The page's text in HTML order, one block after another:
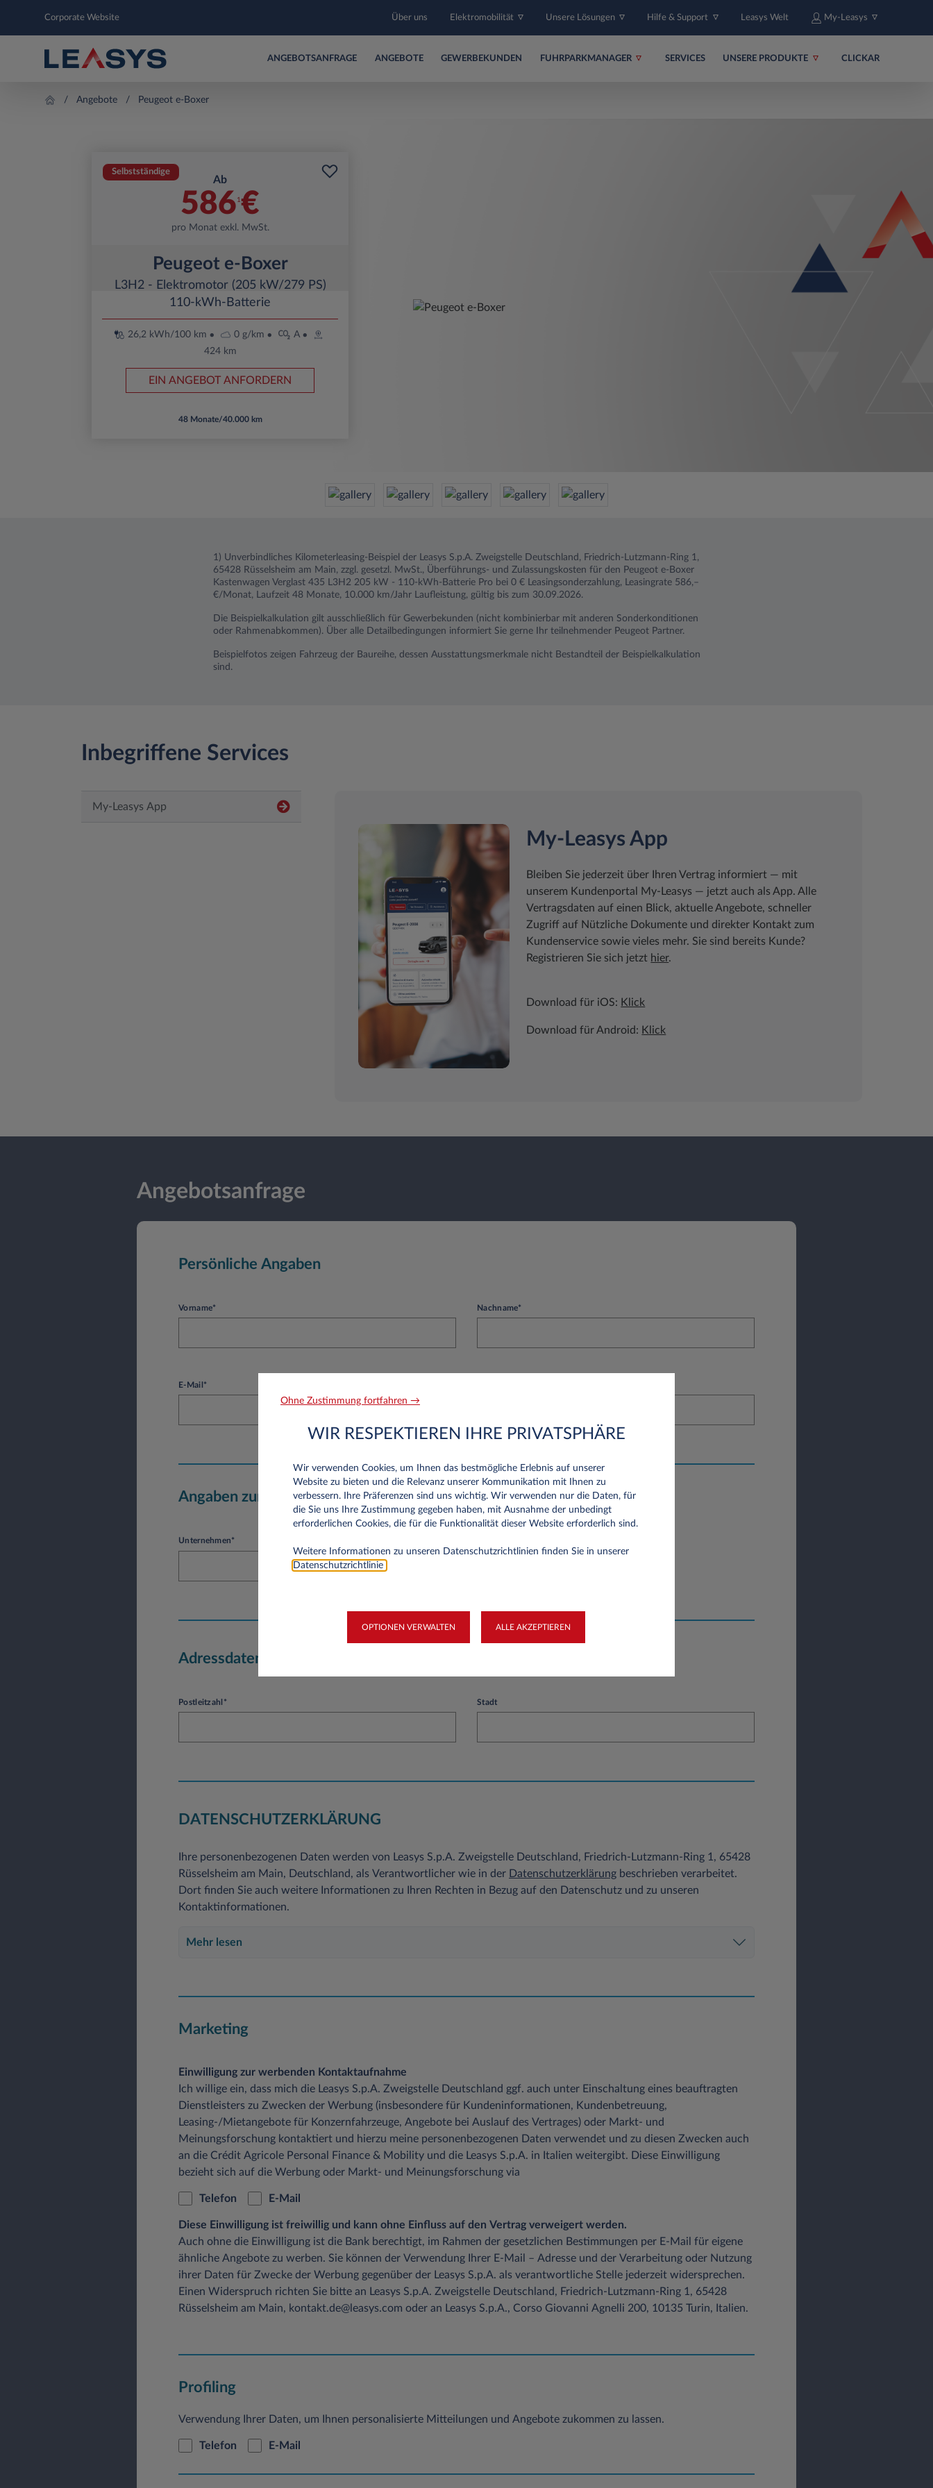
Corporate Website Über uns Elektromobilität Unsere Lösungen Hilfe & Support Leasys Welt My-Leasys
ANGEBOTSANFRAGE ANGEBOTE GEWERBEKUNDEN FUHRPARKMANAGER SERVICES UNSERE PRODUKTE CLICKAR
Angebote Peugeot e-Boxer
Selbstständige
Ab
586 1 €
pro Monat exkl. MwSt.
Peugeot e-Boxer
L3H2 - Elektromotor (205 kW/279 PS)
110-kWh-Batterie
26,2 kWh/100 km 0 g/km
A
424 km
EIN ANGEBOT ANFORDERN
48 Monate/40.000 km
1) Unverbindliches Kilometerleasing-Beispiel der Leasys S.p.A. Zweigstelle Deutschland, Friedrich-Lutzmann-Ring 1,
65428 Rüsselsheim am Main, zzgl. gesetzl. MwSt., Überführungs- und Zulassungskosten für den Peugeot e-Boxer
Kastenwagen Verglast 435 L3H2 205 kW - 110-kWh-Batterie Pro bei 0 € Leasingsonderzahlung, Leasingrate 586,–
€/Monat, Laufzeit 48 Monate, 10.000 km/Jahr Laufleistung, gültig bis zum 30.09.2026.
Die Beispielkalkulation gilt ausschließlich für Gewerbekunden (nicht kombinierbar mit anderen Sonderkonditionen
oder Rahmenabkommen). Über alle Detailbedingungen informiert Sie gerne Ihr teilnehmender Peugeot Partner.
Beispielfotos zeigen Fahrzeug der Baureihe, dessen Ausstattungsmerkmale nicht Bestandteil der Beispielkalkulation
sind.
Inbegriffene Services
My-Leasys App
My-Leasys App
Bleiben Sie jederzeit über Ihren Vertrag informiert ― mit
unserem Kundenportal My-Leasys ― jetzt auch als App. Alle
Vertragsdaten auf einen Blick, aktuelle Angebote, schneller
Zugriff auf Nützliche Dokumente und direkter Kontakt zum
Kundenservice sowie vieles mehr. Sie sind bereits Kunde?
Registrieren Sie sich jetzt hier.
Download für iOS: Klick
Download für Android: Klick
Angebotsanfrage
Persönliche Angaben
Vorname* Nachname*
E-Mail*
Angaben zum Unternehmen
Unternehmen*
Adressdaten
Postleitzahl* Stadt
DATENSCHUTZERKLÄRUNG
Ihre personenbezogenen Daten werden von Leasys S.p.A. Zweigstelle Deutschland, Friedrich-Lutzmann-Ring 1, 65428
Rüsselsheim am Main, Deutschland, als Verantwortlicher wie in der Datenschutzerklärung beschrieben verarbeitet.
Dort finden Sie auch weitere Informationen zu Ihren Rechten in Bezug auf den Datenschutz und zu unseren
Kontaktinformationen.
Mehr lesen
Marketing
Einwilligung zur werbenden Kontaktaufnahme
Ich willige ein, dass mich die Leasys S.p.A. Zweigstelle Deutschland ggf. auch unter Einschaltung eines beauftragten
Dienstleisters zu Zwecken der Werbung (insbesondere für Kundeninformationen, Kundenbetreuung,
Leasing-/Mietangebote für Konzernfahrzeuge, Angebote bei Auslauf des Vertrages) oder Markt- und
Meinungsforschung kontaktiert und hierzu meine personenbezogenen Daten verwendet und zu diesen Zwecken auch
an die Crédit Agricole Personal Finance & Mobility und die Leasys S.p.A. in Italien weitergibt. Diese Einwilligung
bezieht sich auf die Werbung oder Markt- und Meinungsforschung via
Telefon E-Mail
Diese Einwilligung ist freiwillig und kann ohne Einfluss auf den Vertrag verweigert werden.
Auch ohne die Einwilligung ist die Bank berechtigt, im Rahmen der gesetzlichen Bestimmungen per E-Mail für eigene
ähnliche Angebote zu werben. Sie können der Verwendung Ihrer E-Mail – Adresse und der Verarbeitung oder Nutzung
ihrer Daten für Zwecke der Werbung gegenüber der Leasys S.p.A. als verantwortliche Stelle jederzeit widersprechen.
Einen Widerspruch richten Sie bitte an Leasys S.p.A. Zweigstelle Deutschland, Friedrich-Lutzmann-Ring 1, 65428
Rüsselsheim am Main, kontakt.de@leasys.com oder an Leasys S.p.A., Corso Giovanni Agnelli 200, 10135 Turin, Italien.
Profiling
Verwendung Ihrer Daten, um Ihnen personalisierte Mitteilungen und Angebote zukommen zu lassen.
Telefon E-Mail
Ohne Zustimmung fortfahren →
WIR RESPEKTIEREN IHRE PRIVATSPHÄRE
Wir verwenden Cookies, um Ihnen das bestmögliche Erlebnis auf unserer
Website zu bieten und die Relevanz unserer Kommunikation mit Ihnen zu
verbessern. Ihre Präferenzen sind uns wichtig. Wir verwenden nur die Daten, für
die Sie uns Ihre Zustimmung gegeben haben, mit Ausnahme der unbedingt
erforderlichen Cookies, die für die Funktionalität dieser Website erforderlich sind.
Weitere Informationen zu unseren Datenschutzrichtlinien finden Sie in unserer
Datenschutzrichtlinie
OPTIONEN VERWALTEN ALLE AKZEPTIEREN